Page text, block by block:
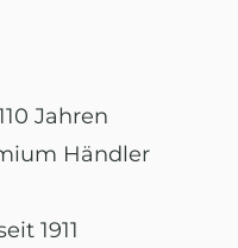
Jahren
Händler
1911